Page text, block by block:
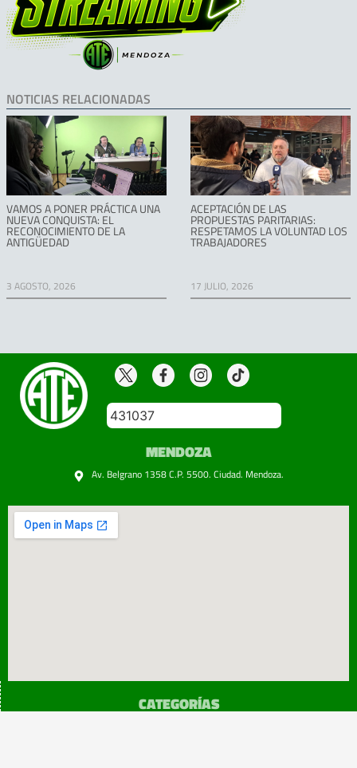
NOTICIAS RELACIONADAS
VAMOS A PONER PRÁCTICA UNA
NUEVA CONQUISTA: EL
RECONOCIMIENTO DE LA
ANTIGÜEDAD
3 AGOSTO, 2026
ACEPTACIÓN DE LAS
PROPUESTAS PARITARIAS:
RESPETAMOS LA VOLUNTAD LOS
TRABAJADORES
17 JULIO, 2026
431037
MENDOZA
Av. Belgrano 1358 C.P. 5500. Ciudad. Mendoza.
CATEGORÍAS